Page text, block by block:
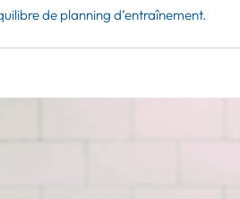
de planning d’entraînement.